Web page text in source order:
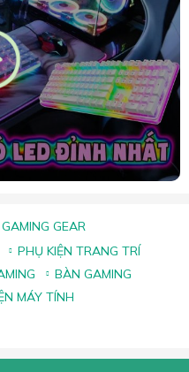
GAMING GEAR
PHỤ KIỆN TRANG TRÍ
BÀN GAMING
MÁY TÍNH